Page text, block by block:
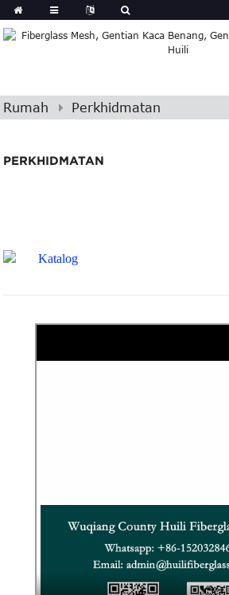
Rumah Perkhidmatan
PERKHIDMATAN
Katalog